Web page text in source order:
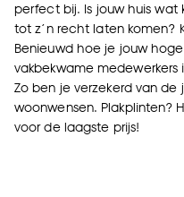
perfect bij. Is jouw huis wat
tot z’n recht laten komen?
Benieuwd hoe je jouw
vakbekwame medewerkers
Zo ben je verzekerd van de
woonwensen. Plakplinten?
voor de laagste prijs!